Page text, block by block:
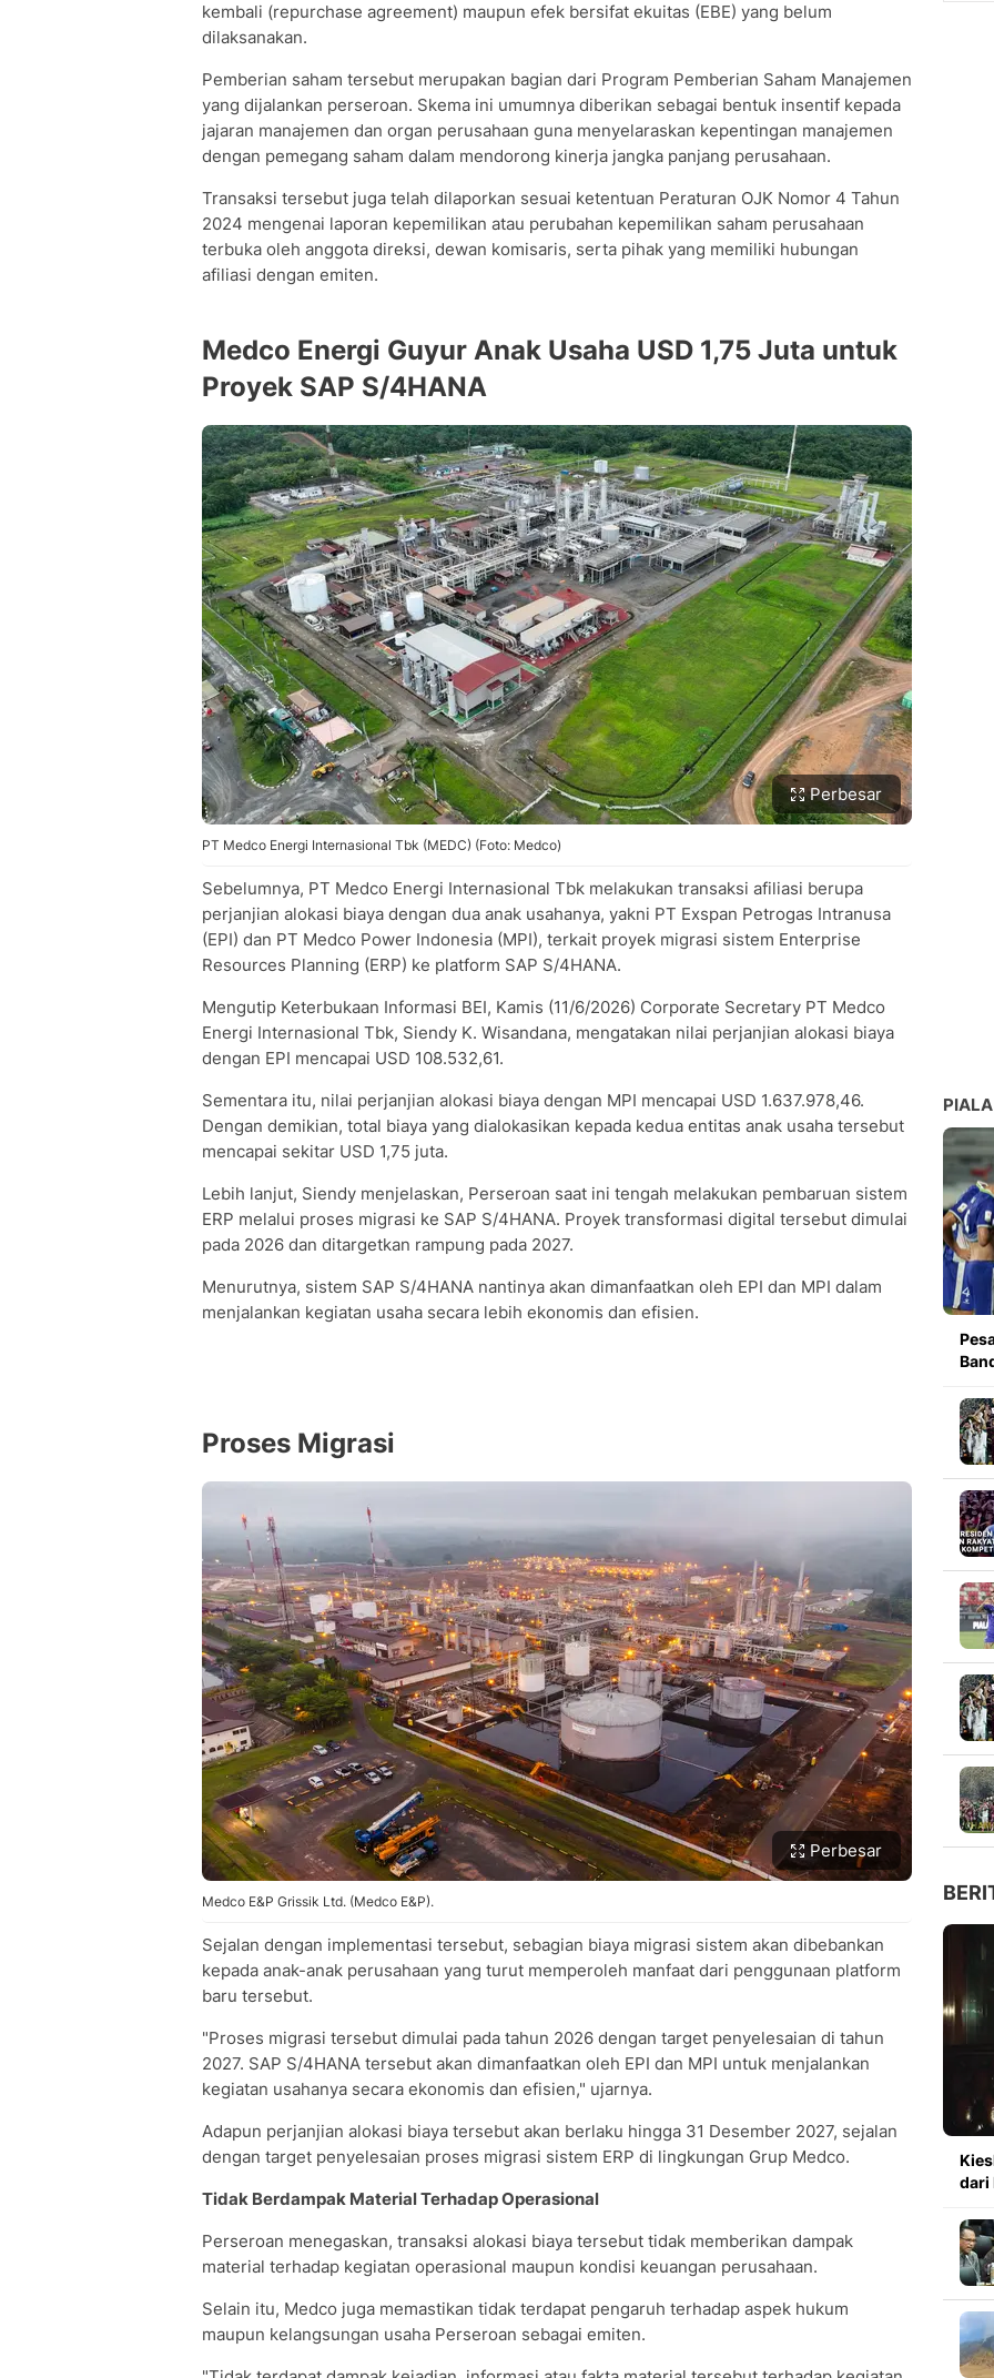
kembali (repurchase agreement) maupun efek bersifat ekuitas (EBE) yang belum
dilaksanakan.
Pemberian saham tersebut merupakan bagian dari Program Pemberian Saham Manajemen
yang dijalankan perseroan. Skema ini umumnya diberikan sebagai bentuk insentif kepada
jajaran manajemen dan organ perusahaan guna menyelaraskan kepentingan manajemen
dengan pemegang saham dalam mendorong kinerja jangka panjang perusahaan.
Transaksi tersebut juga telah dilaporkan sesuai ketentuan Peraturan OJK Nomor 4 Tahun
2024 mengenai laporan kepemilikan atau perubahan kepemilikan saham perusahaan
terbuka oleh anggota direksi, dewan komisaris, serta pihak yang memiliki hubungan
afiliasi dengan emiten.
Medco Energi Guyur Anak Usaha USD 1,75 Juta untuk
Proyek SAP S/4HANA
Perbesar
PT Medco Energi Internasional Tbk (MEDC) (Foto: Medco)
Sebelumnya, PT Medco Energi Internasional Tbk melakukan transaksi afiliasi berupa
perjanjian alokasi biaya dengan dua anak usahanya, yakni PT Exspan Petrogas Intranusa
(EPI) dan PT Medco Power Indonesia (MPI), terkait proyek migrasi sistem Enterprise
Resources Planning (ERP) ke platform SAP S/4HANA.
Mengutip Keterbukaan Informasi BEI, Kamis (11/6/2026) Corporate Secretary PT Medco
Energi Internasional Tbk, Siendy K. Wisandana, mengatakan nilai perjanjian alokasi biaya
dengan EPI mencapai USD 108.532,61.
Sementara itu, nilai perjanjian alokasi biaya dengan MPI mencapai USD 1.637.978,46.
Dengan demikian, total biaya yang dialokasikan kepada kedua entitas anak usaha tersebut
mencapai sekitar USD 1,75 juta.
Lebih lanjut, Siendy menjelaskan, Perseroan saat ini tengah melakukan pembaruan sistem
ERP melalui proses migrasi ke SAP S/4HANA. Proyek transformasi digital tersebut dimulai
pada 2026 dan ditargetkan rampung pada 2027.
Menurutnya, sistem SAP S/4HANA nantinya akan dimanfaatkan oleh EPI dan MPI dalam
menjalankan kegiatan usaha secara lebih ekonomis dan efisien.
Proses Migrasi
Perbesar
Medco E&P Grissik Ltd. (Medco E&P).
Sejalan dengan implementasi tersebut, sebagian biaya migrasi sistem akan dibebankan
kepada anak-anak perusahaan yang turut memperoleh manfaat dari penggunaan platform
baru tersebut.
"Proses migrasi tersebut dimulai pada tahun 2026 dengan target penyelesaian di tahun
2027. SAP S/4HANA tersebut akan dimanfaatkan oleh EPI dan MPI untuk menjalankan
kegiatan usahanya secara ekonomis dan efisien," ujarnya.
Adapun perjanjian alokasi biaya tersebut akan berlaku hingga 31 Desember 2027, sejalan
dengan target penyelesaian proses migrasi sistem ERP di lingkungan Grup Medco.
Tidak Berdampak Material Terhadap Operasional
Perseroan menegaskan, transaksi alokasi biaya tersebut tidak memberikan dampak
material terhadap kegiatan operasional maupun kondisi keuangan perusahaan.
Selain itu, Medco juga memastikan tidak terdapat pengaruh terhadap aspek hukum
maupun kelangsungan usaha Perseroan sebagai emiten.
dari